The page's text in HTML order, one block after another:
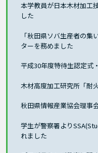
本学教員が日本木材加工
した
「秋田県ソバ生産者の
ターを務めました
平成30年度特待生認定式
木材高度加工研究所「耐
秋田県情報産業協会理事
学生が警察署より
れました